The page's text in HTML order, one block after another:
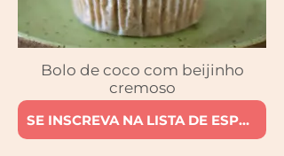
Bolo de coco com beijinho
cremoso
SE INSCREVA NA LISTA DE ESPERA